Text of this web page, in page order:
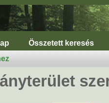
Összetett keresés